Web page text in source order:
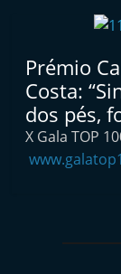
Prémio
Costa:
dos pés,
X Gala TOP